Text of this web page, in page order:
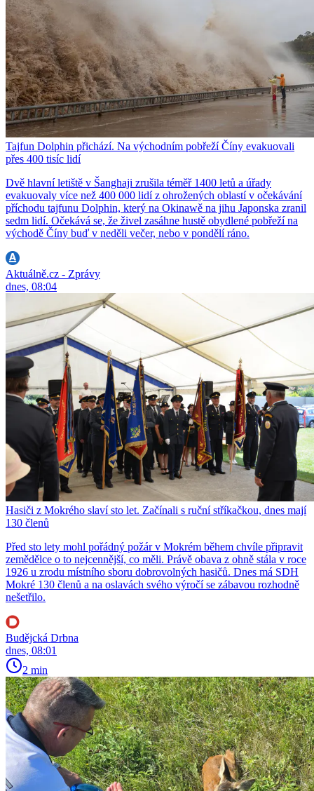
Tajfun Dolphin přichází. Na východním pobřeží Číny evakuovali
přes 400 tisíc lidí
Dvě hlavní letiště v Šanghaji zrušila téměř 1400 letů a úřady
evakuovaly více než 400 000 lidí z ohrožených oblastí v očekávání
příchodu tajfunu Dolphin, který na Okinawě na jihu Japonska zranil
sedm lidí. Očekává se, že živel zasáhne hustě obydlené pobřeží na
východě Číny buď v neděli večer, nebo v pondělí ráno.
Aktuálně.cz - Zprávy
dnes, 08:04
Hasiči z Mokrého slaví sto let. Začínali s ruční stříkačkou, dnes mají
130 členů
Před sto lety mohl pořádný požár v Mokrém během chvíle připravit
zemědělce o to nejcennější, co měli. Právě obava z ohně stála v roce
1926 u zrodu místního sboru dobrovolných hasičů. Dnes má SDH
Mokré 130 členů a na oslavách svého výročí se zábavou rozhodně
nešetřilo.
Budějcká Drbna
dnes, 08:01
2 min